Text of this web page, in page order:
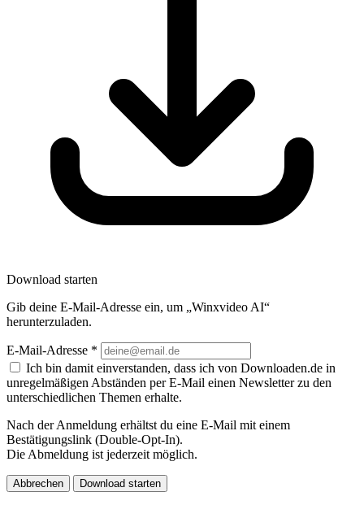
Download starten
Gib deine E-Mail-Adresse ein, um „Winxvideo AI“
herunterzuladen.
E-Mail-Adresse *
Ich bin damit einverstanden, dass ich von Downloaden.de in
unregelmäßigen Abständen per E-Mail einen Newsletter zu den
unterschiedlichen Themen erhalte.
Nach der Anmeldung erhältst du eine E-Mail mit einem
Bestätigungslink (Double-Opt-In).
Die Abmeldung ist jederzeit möglich.
Abbrechen Download starten